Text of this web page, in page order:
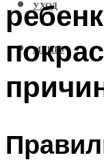
УХОД
МЕНЮ